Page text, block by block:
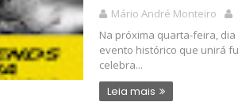
Mário André Monteiro
Na próxima quarta-feira,
evento histórico que unirá
celebra...
Leia mais